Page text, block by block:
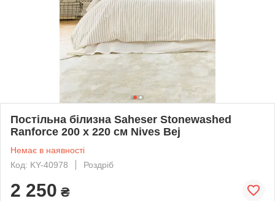
Постільна білизна Saheser Stonewashed
Ranforce 200 х 220 см Nives Bej
Немає в наявності
Код: KY-40978
Роздріб
2 250 ₴